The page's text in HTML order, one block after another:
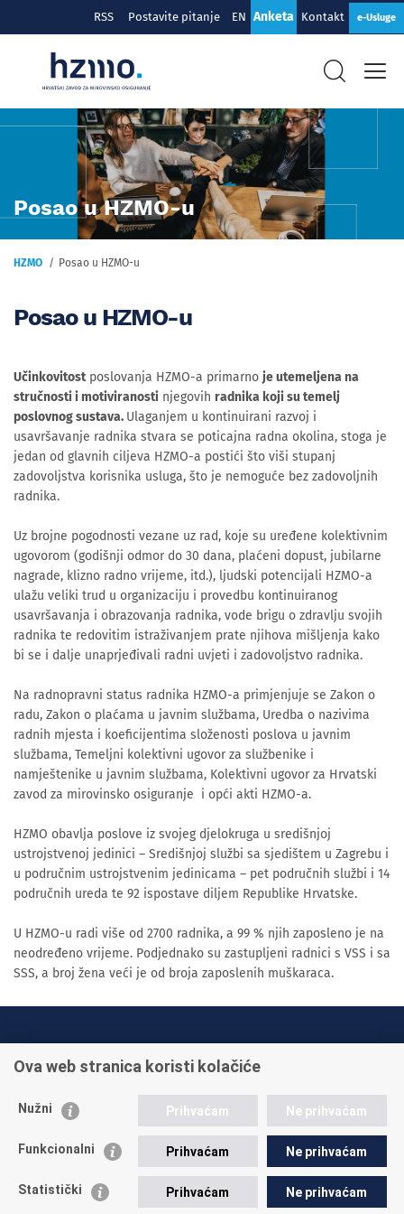
RSS Postavite pitanje EN Anketa Kontakt e-Usluge
Posao u HZMO-u
HZMO Posao u HZMO-u
Posao u HZMO-u
Učinkovitostposlovanja HZMO-a primarno je utemeljena na
stručnosti i motiviranosti njegovih radnika koji su temelj
poslovnog sustava. Ulaganjem u kontinuirani razvoj i
usavršavanje radnika stvara se poticajna radna okolina, stoga je
jedan od glavnih ciljeva HZMO-a postići što viši stupanj
zadovoljstva korisnika usluga, što je nemoguće bez zadovoljnih
radnika.
Uz brojne pogodnosti vezane uz rad, koje su uređene kolektivnim
ugovorom (godišnji odmor do 30 dana, plaćeni dopust, jubilarne
nagrade, klizno radno vrijeme, itd.), ljudski potencijali HZMO-a
ulažu veliki trud u organizaciju i provedbu kontinuiranog
usavršavanja i obrazovanja radnika, vode brigu o zdravlju svojih
radnika te redovitim istraživanjem prate njihova mišljenja kako
bi se i dalje unaprjeđivali radni uvjeti i zadovoljstvo radnika.
Na radnopravni status radnika HZMO-a primjenjuje se Zakon o
radu, Zakon o plaćama u javnim službama, Uredba o nazivima
radnih mjesta i koeficijentima složenosti poslova u javnim
službama, Temeljni kolektivni ugovor za službenike i
namještenike u javnim službama, Kolektivni ugovor za Hrvatski
zavod za mirovinsko osiguranje i opći akti HZMO-a.
HZMO obavlja poslove iz svojeg djelokruga u središnjoj
ustrojstvenoj jedinici – Središnjoj službi sa sjedištem u Zagrebu i
u područnim ustrojstvenim jedinicama – pet područnih službi i 14
područnih ureda te 92 ispostave diljem Republike Hrvatske.
U HZMO-u radi više od 2700 radnika, a 99 % njih zaposleno je na
neodređeno vrijeme. Podjednako su zastupljeni radnici s VSS i sa
SSS, a broj žena veći je od broja zaposlenih muškaraca.
+385 1 45 95 011
Postavite pitanje
Ova web stranica koristi kolačiće
Nužni Prihvaćam Ne prihvaćam
Funkcionalni Prihvaćam Ne prihvaćam
Statistički Prihvaćam Ne prihvaćam